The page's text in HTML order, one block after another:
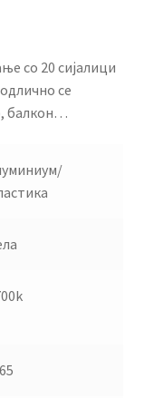
со 20 сијалици
се
балкон…